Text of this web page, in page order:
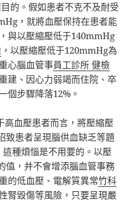
的。假如患者不克不及耐受
，就將血壓保持在患者能
與以壓縮壓低于140mmHg
，以壓縮壓低于120mmHg為
心腦血管事員工診所 健檢
建、因心力弱竭而住院、卒
個步驟降落12%。
高血壓患者而言，將壓縮壓
致患者呈現腦供血缺乏等題
種煩惱是不用要的。以壓
值，并不會增添腦血管事務
的低血壓、電解質異常竹科
腎毀傷等風險，只要呈現嚴